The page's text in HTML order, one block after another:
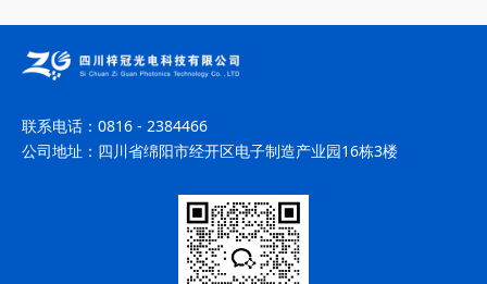
联系电话： 0816 - 2384466
公司地址： 四川省绵阳市经开区电子制造产业园16栋3楼